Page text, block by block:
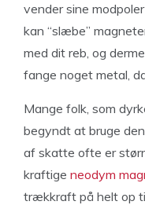
vender sine
kan “slæbe”
med dit reb, og
fange noget metal,
Mange folk, som
begyndt at bruge
af skatte ofte er
kraftige neodym
trækkraft på helt op